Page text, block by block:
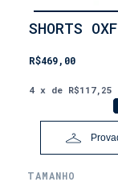
INÍCIO
•
•
DOS
SHORTS
R$469,00
4 x de R$117,25
TAMANHO